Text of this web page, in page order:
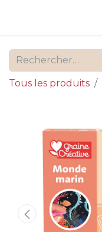
Tous les produits